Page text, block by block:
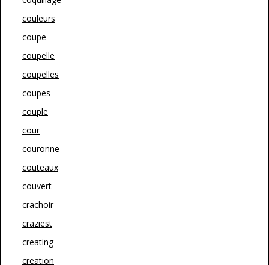
couleurs
coupe
coupelle
coupelles
coupes
couple
cour
couronne
couteaux
couvert
crachoir
craziest
creating
creation